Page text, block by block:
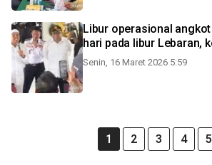
Libur operasional
hari pada libur Lebaran,
Senin, 16 Maret 2026 5:59
1 2 3 4 5